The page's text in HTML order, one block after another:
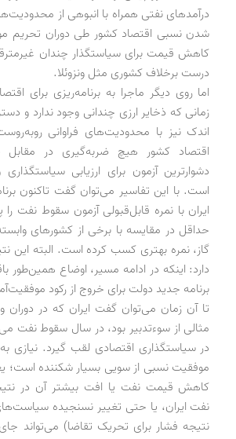
درآمدهای نفتی همراه با انبوهی از
شدن نسبی اقتصاد کشور طی دوران تحریم
کاهش قیمت برای سیاستگذار چندان
درست برخلاف کشوری مثل ونزوئلا.
اما روی دیگر ماجرا به برنامه‌ریزی برای
زمانی که ذخایر ارزی چندانی وجود ندارد و
اندک نیز با محدودیت‌های فراوانی
اقتصاد کشور هیچ ضربه‌گیری در مقابل
دشوارترین آزمون برای ارزیابی
است. با این تفاسیر می‌توان گفت تاکنون
ایران با نمره قابل‌قبولی آزمون سقوط نفت
حداقل در مقایسه با برخی از کشورهای
گاز، نمره بهتری کسب کرده است. البته این
دارد: اینکه در ادامه مسیر، اوضاع همین‌طور
برنامه جدید دولت برای خروج از رکود
تا آن زمان می‌توان گفت ایران که در دوران
مثالی از سوءتدبیر بود، در سال سقوط نفت
در سیاستگذاری اقتصادی لقب گیرد. نیازی
موفقیت نسبی از سویی بسیار شکننده است؛
کاهش قیمت نفت یا افت بیشتر آن در
نفت ایران، یا حتی تغییر نسنجیده
نتیجه فشار برای تحریک تقاضا) می‌تواند